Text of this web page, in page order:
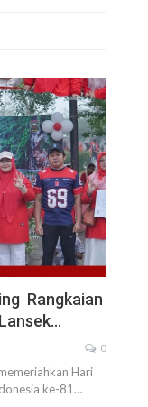
Rangkaian
0
Hari
ke-81…